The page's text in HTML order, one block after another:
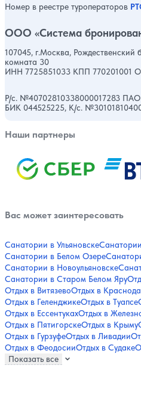
Номер в реестре туроператоров
ООО «Система
107045, г.Москва,
комната 30
ИНН 7725851033 КПП 770201001
Р/с. №40702810338000017283
БИК 044525225, К/с.
Наши партнеры
Вас может заинтересовать
Санатории в Ульяновске
Санатории в Белом Озере
Санатории в Новоульяновске
Санатории в Старом Белом Яру
Отдых в ВитязевоОтдых в
Отдых в ГеленджикеОтдых в Туапсе
Отдых в ЕссентукахОтдых в
Отдых в ПятигорскеОтдых в Крыму
Отдых в ГурзуфеОтдых в Ливадии
Отдых в ФеодосииОтдых в Судаке
Показать все